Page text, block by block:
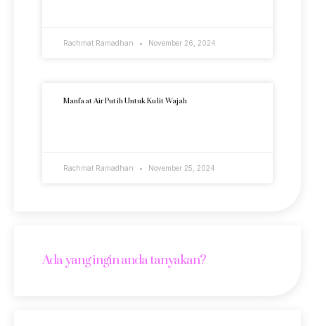
Rachmat Ramadhan November 26, 2024
Manfaat Air Putih Untuk Kulit Wajah
Rachmat Ramadhan November 25, 2024
Ada yang ingin anda tanyakan?